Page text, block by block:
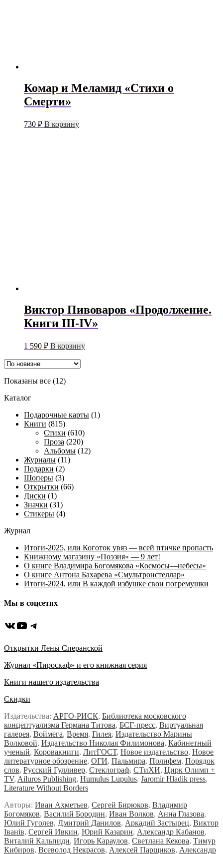
Комар и Меламид «Стихи о
Смерти»
730 ₽ В корзину
Виктор Пивоваров «Продолжение.
Книги III-IV»
1 590 ₽ В корзину
Показаны все (12)Сортировка:
Каталог
Подарочные карты (1)
Книги (815)
Стихи (610)
Проза (220)
Альбомы (12)
Журналы (11)
Подарки (2)
Шоперы (3)
Открытки (66)
Диски (1)
Значки (31)
Стикеры (4)
Журнал
Итоги-2025, или Коготок увяз — всей птичке пропасть
Книжному магазину «Поэзия» — 9 лет!
О книге Владимира Богомякова «Космосы—небесы»
О книге Антона Бахарева «Смультронстеллар»
Итоги-2024, или В каждой избушке свои погремушки
Мы в соцсетях
ВКонтакте
YouTube
Telegram
Открытки Лены Сперанской
Журнал «Пироскаф» и его книжная серия
Книги нашего издательства
Скидки
Издательства: АРГО-РИСК, Библиотека московского
концептуализма Германа Титова, БСГ-пресс, Виртуальная
галерея, Воймега, Время, Гилея, Издательство Марины
Волковой, Издательство Николая Филимонова, Кабинетный
ученый, Коровакниги, ЛитГОСТ, Новое издательство, Новое
литературное обозрение, ОГИ, Пальмира, Полифем, Порядок
слов, Русский Гулливер, Стеклограф, СТиХИ, Цирк Олимп +
TV, Ailuros Publishing, Humulus Lupulus, Jaromir Hladik press,
Literature Without Borders
Авторы: Иван Ахметьев, Сергей Бирюков, Владимир
Богомяков, Василий Бородин, Иван Волков, Анна Глазова,
Юлий Гуголев, Дмитрий Данилов, Аркадий Застырец, Виктор
Iванiв, Сергей Ивкин, Юрий Казарин, Александр Кабанов,
Виталий Кальпиди, Игорь Караулов, Светлана Кекова, Тимур
Кибиров, Всеволод Некрасов, Алексей Парщиков, Александр